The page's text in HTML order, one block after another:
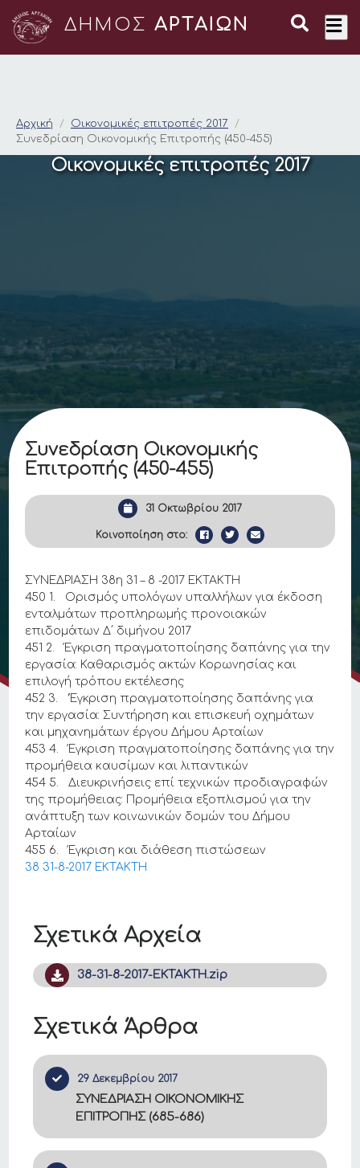
ΔΗΜΟΣ ΑΡΤΑΙΩΝ
Συνεδρίαση
Αρχική
Οικονομικές επιτροπές 2017
Συνεδρίαση Οικονομικής Επιτροπής (450-455)
Οικονομικές επιτροπές 2017
Σχετικά Αρχεία
38-31-8-2017-ΕΚΤΑΚΤΗ.zip
Σχετικά Άρθρα
29 Δεκεμβρίου 2017
ΣΥΝΕΔΡΙΑΣΗ ΟΙΚΟΝΟΜΙΚΗΣ
ΕΠΙΤΡΟΠΗΣ (685-686)
Συνεδρίαση Οικονομικής
Επιτροπής (450-455)
31 Οκτωβρίου 2017
Κοινοποίηση στο:
ΣΥΝΕΔΡΙΑΣΗ 38η 31 – 8 -2017 EKTAKTH
450 1. Ορισμός υπολόγων υπαλλήλων για έκδοση
ενταλμάτων προπληρωμής προνοιακών
επιδομάτων Δ΄ διμήνου 2017
451 2. Έγκριση πραγματοποίησης δαπάνης για την
εργασία: Καθαρισμός ακτών Κορωνησίας και
επιλογή τρόπου εκτέλεσης
452 3. ‘Έγκριση πραγματοποίησης δαπάνης για
την εργασία: Συντήρηση και επισκευή οχημάτων
και μηχανημάτων έργου Δήμου Αρταίων
453 4. Έγκριση πραγματοποίησης δαπάνης για την
προμήθεια καυσίμων και λιπαντικών
454 5. Διευκρινήσεις επί τεχνικών προδιαγραφών
της προμήθειας: Προμήθεια εξοπλισμού για την
ανάπτυξη των κοινωνικών δομών του Δήμου
Αρταίων
455 6. Έγκριση και διάθεση πιστώσεων
38 31-8-2017 ΕΚΤΑΚΤΗ